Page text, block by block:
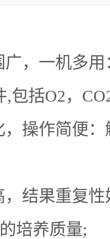
一机多用
,包括O2，
作简便：
果重复性
培养质量;